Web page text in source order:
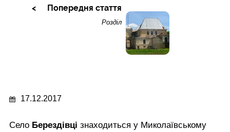
Попередня стаття
Розділ
17.12.2017
Село Берездівці знаходиться у Миколаївському